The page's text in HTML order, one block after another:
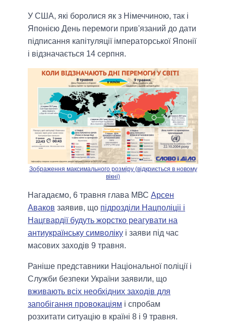
У США, які боролися як з Німеччиною, так і
Японією День перемоги прив'язаний до дати
підписання капітуляції імператорської Японії
і відзначається 14 серпня.
Зображення максимального розміру (відкриється в новому
вікні)
Нагадаємо, 6 травня глава МВС Арсен
Аваков заявив, що підрозділи Нацполіціі і
Нацгвардії будуть жорстко реагувати на
антиукраїнську символіку і заяви під час
масових заходів 9 травня.
Раніше представники Національної поліції і
Служби безпеки України заявили, що
вживають всіх необхідних заходів для
запобігання провокаціям і спробам
розхитати ситуацію в країні 8 і 9 травня.